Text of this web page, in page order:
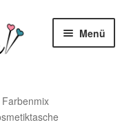
Menü
Farbenmix